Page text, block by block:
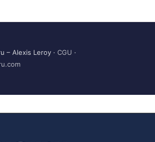
– Alexis Leroy · CGU ·